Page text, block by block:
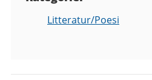
Litteratur/Poesi